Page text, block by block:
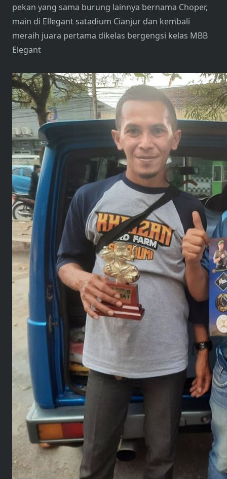
pekan yang sama burung lainnya bernama Choper,
main di Ellegant satadium Cianjur dan kembali
meraih juara pertama dikelas bergengsi kelas MBB
Elegant